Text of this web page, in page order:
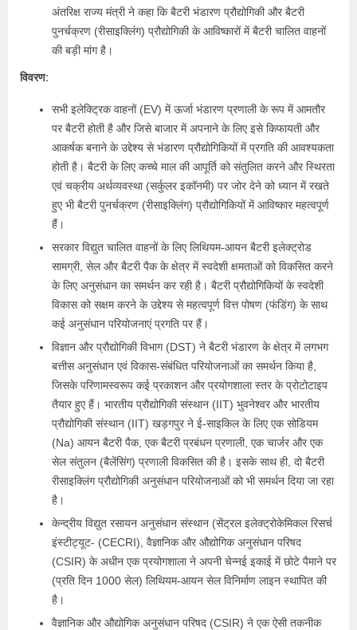
अंतरिक्ष राज्य मंत्री ने कहा कि बैटरी भंडारण प्रौद्योगिकी और बैटरी
पुनर्चक्रण (रीसाइक्लिंग) प्रौद्योगिकी के आविष्कारों में बैटरी चालित वाहनों
की बड़ी मांग है।
विवरण:
सभी इलेक्ट्रिक वाहनों (EV) में ऊर्जा भंडारण प्रणाली के रूप में आमतौर
पर बैटरी होती है और जिसे बाजार में अपनाने के लिए इसे किफायती और
आकर्षक बनाने के उद्देश्य से भंडारण प्रौद्योगिकियों में प्रगति की आवश्यकता
होती है। बैटरी के लिए कच्चे माल की आपूर्ति को संतुलित करने और स्थिरता
एवं चक्रीय अर्थव्यवस्था (सर्कुलर इकॉनमी) पर जोर देने को ध्यान में रखते
हुए भी बैटरी पुनर्चक्रण (रीसाइक्लिंग) प्रौद्योगिकियों में आविष्कार महत्वपूर्ण
हैं।
सरकार विद्युत चालित वाहनों के लिए लिथियम-आयन बैटरी इलेक्ट्रोड
सामग्री, सेल और बैटरी पैक के क्षेत्र में स्वदेशी क्षमताओं को विकसित करने
के लिए अनुसंधान का समर्थन कर रही है। बैटरी प्रौद्योगिकियों के स्वदेशी
विकास को सक्षम करने के उद्देश्य से महत्वपूर्ण वित्त पोषण (फंडिंग) के साथ
कई अनुसंधान परियोजनाएं प्रगति पर हैं।
विज्ञान और प्रौद्योगिकी विभाग (DST) ने बैटरी भंडारण के क्षेत्र में लगभग
बत्तीस अनुसंधान एवं विकास-संबंधित परियोजनाओं का समर्थन किया है,
जिसके परिणामस्वरूप कई प्रकाशन और प्रयोगशाला स्तर के प्रोटोटाइप
तैयार हुए हैं। भारतीय प्रौद्योगिकी संस्थान (IIT) भुवनेश्वर और भारतीय
प्रौद्योगिकी संस्थान (IIT) खड़गपुर ने ई-साइकिल के लिए एक सोडियम
(Na) आयन बैटरी पैक, एक बैटरी प्रबंधन प्रणाली, एक चार्जर और एक
सेल संतुलन (बैलेंसिंग) प्रणाली विकसित की है। इसके साथ ही, दो बैटरी
रीसाइक्लिंग प्रौद्योगिकी अनुसंधान परियोजनाओं को भी समर्थन दिया जा रहा
है।
केन्द्रीय विद्युत रसायन अनुसंधान संस्थान (सेंट्रल इलेक्ट्रोकेमिकल रिसर्च
इंस्टीट्यूट- (CECRI), वैज्ञानिक और औद्योगिक अनुसंधान परिषद
(CSIR) के अधीन एक प्रयोगशाला ने अपनी चेन्नई इकाई में छोटे पैमाने पर
(प्रति दिन 1000 सेल) लिथियम-आयन सेल विनिर्माण लाइन स्थापित की
है।
वैज्ञानिक और औद्योगिक अनुसंधान परिषद (CSIR) ने एक ऐसी तकनीक